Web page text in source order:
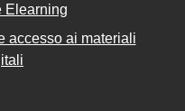
Elearning
accesso ai materiali